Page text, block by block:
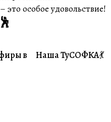
особое удовольствие!
в
#Совместники
Наша ТуСОФКА💃